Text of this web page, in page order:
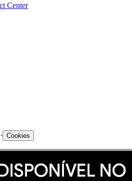
Center
· Cookies